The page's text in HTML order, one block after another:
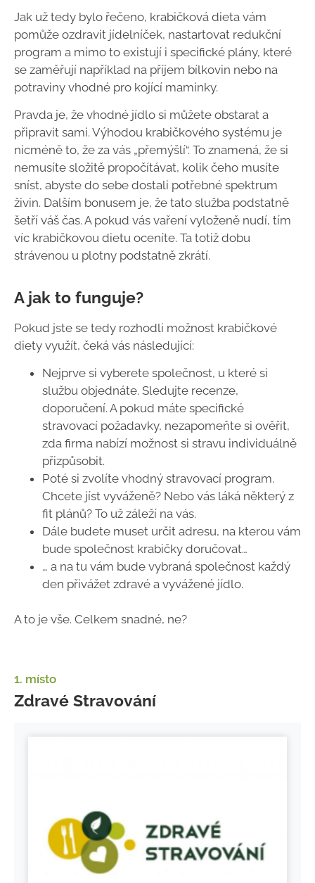
Jak už tedy bylo řečeno, krabičková dieta vám
pomůže ozdravit jídelníček, nastartovat redukční
program a mimo to existují i specifické plány, které
se zaměřují například na příjem bílkovin nebo na
potraviny vhodné pro kojící maminky.
Pravda je, že vhodné jídlo si můžete obstarat a
připravit sami. Výhodou krabičkového systému je
nicméně to, že za vás „přemýšlí“. To znamená, že si
nemusíte složitě propočítávat, kolik čeho musíte
sníst, abyste do sebe dostali potřebné spektrum
živin. Dalším bonusem je, že tato služba podstatně
šetří váš čas. A pokud vás vaření vyloženě nudí, tím
víc krabičkovou dietu oceníte. Ta totiž dobu
strávenou u plotny podstatně zkrátí.
A jak to funguje?
Pokud jste se tedy rozhodli možnost krabičkové
diety využít, čeká vás následující:
Nejprve si vyberete společnost, u které si
službu objednáte. Sledujte recenze,
doporučení. A pokud máte specifické
stravovací požadavky, nezapomeňte si ověřit,
zda firma nabízí možnost si stravu individuálně
přizpůsobit.
Poté si zvolíte vhodný stravovací program.
Chcete jíst vyváženě? Nebo vás láká některý z
fit plánů? To už záleží na vás.
Dále budete muset určit adresu, na kterou vám
bude společnost krabičky doručovat…
… a na tu vám bude vybraná společnost každý
den přivážet zdravé a vyvážené jídlo.
A to je vše. Celkem snadné, ne?
1. místo
Zdravé Stravování